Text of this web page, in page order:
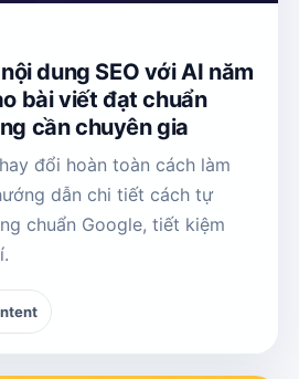
dung SEO với AI năm
bài viết đạt chuẩn
cần chuyên gia
đổi hoàn toàn cách làm
dẫn chi tiết cách tự
chuẩn Google, tiết kiệm